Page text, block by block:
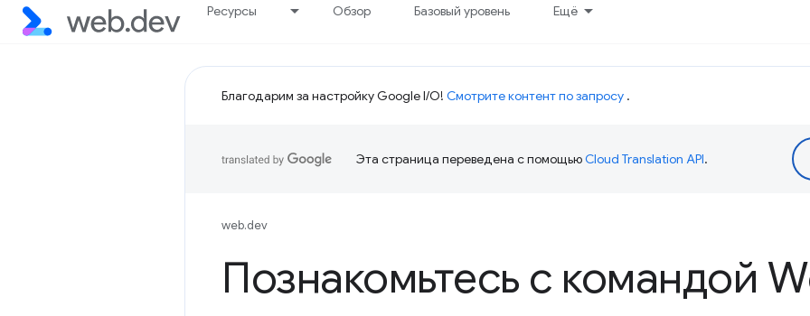
Ресурсы Обзор Базовый уровень Ещё
Благодарим за настройку Google I/O! Смотрите контент по запросу .
Эта страница переведена с помощьюCloud Translation API.
web.dev
Познакомьтесь с командой